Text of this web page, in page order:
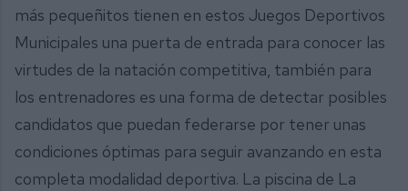
más pequeñitos tienen en estos Juegos Deportivos
Municipales una puerta de entrada para conocer las
virtudes de la natación competitiva, también para
los entrenadores es una forma de detectar posibles
candidatos que puedan federarse por tener unas
condiciones óptimas para seguir avanzando en esta
completa modalidad deportiva. La piscina de La